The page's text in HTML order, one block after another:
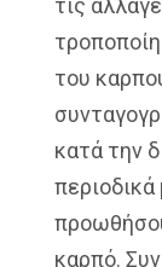
τις
του
κατά την
καρπό.